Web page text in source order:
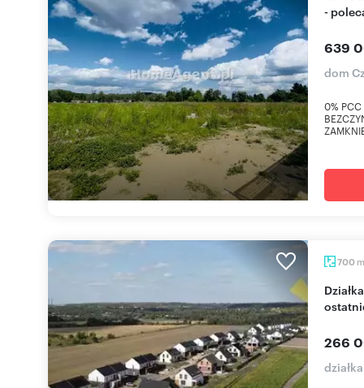
-
639
dom
0% PCC
700 m
Działka 700 m² w Czeladzi (blisko DK 94) -
266